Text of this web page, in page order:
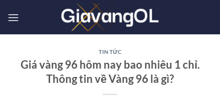
qua
TIN TỨC
Giá vàng 96 hôm nay bao nhiêu 1 chỉ.
Thông tin về Vàng 96 là gì?